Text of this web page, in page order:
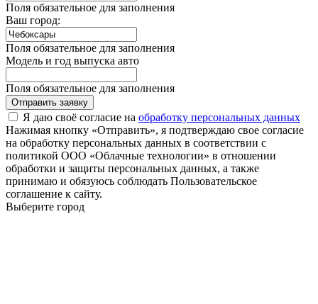
Поля обязательное для заполнения
Ваш город:
Поля обязательное для заполнения
Модель и год выпуска авто
Поля обязательное для заполнения
Отправить заявку
Я даю своё согласие на обработку персональных данных
Нажимая кнопку «Отправить», я подтверждаю свое согласие
на обработку персональных данных в соответствии с
политикой ООО «Облачные технологии» в отношении
обработки и защиты персональных данных, а также
принимаю и обязуюсь соблюдать Пользовательское
соглашение к сайту.
Выберите город